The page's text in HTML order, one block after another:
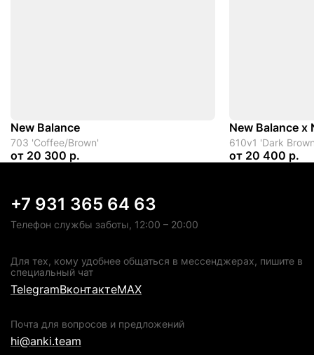
New Balance
703 'Coffee/Brown'
от 20 300 р.
New Balance x
610v1 'Dark
от 20 400 р.
+7 931 365 64 63
Телефон службы заботы, 12:00 – 20:00
Для тех, кому удобнее общаться в мессенджерах, пишите в
специальный чат
TelegramВконтактеMAX
Почта для вопросов и предложений
hi@anki.team